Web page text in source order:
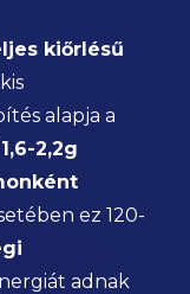
kiőrlésű
alapja a
1,6-2,2g
ez 120-
adnak